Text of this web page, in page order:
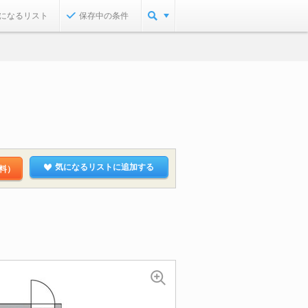
なるリスト 保存中の条件
） 気になるリストに追加する